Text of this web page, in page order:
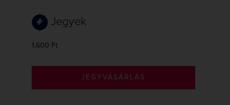
Jegyek
1.600 Ft
JEGYVÁSÁRLÁS